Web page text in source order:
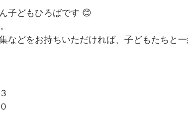
子どもひろばです 😊
などをお持ちいただければ、子どもたちと